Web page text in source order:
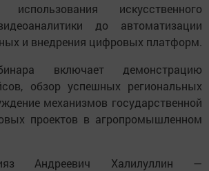
искусственного
до автоматизации
и внедрения цифровых платформ.
включает демонстрацию
обзор успешных региональных
механизмов государственной
проектов в агропромышленном
Андреевич Халилуллин —